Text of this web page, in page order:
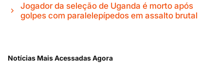
Jogador da seleção de Uganda é morto após
golpes com paralelepípedos em assalto brutal
Notícias Mais Acessadas Agora